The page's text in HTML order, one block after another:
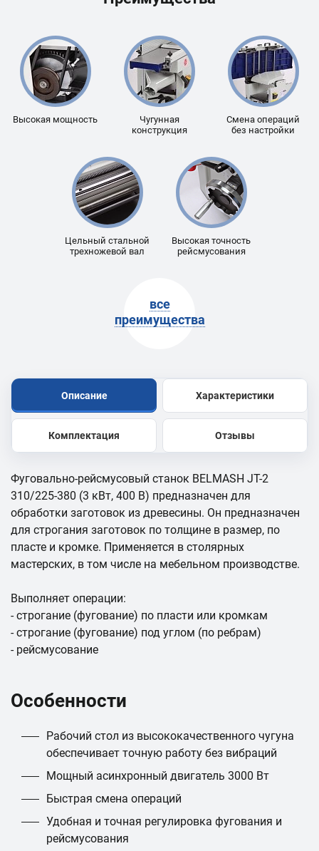
Высокая мощность
Чугунная
конструкция
Смена операций
без настройки
Цельный стальной
трехножевой вал
Высокая точность
рейсмусования
все
преимущества
Описание Характеристики
Комплектация Отзывы
Фуговально-рейсмусовый станок BELMASH JT-2
310/225-380 (3 кВт, 400 В) предназначен для
обработки заготовок из древесины. Он предназначен
для строгания заготовок по толщине в размер, по
пласте и кромке. Применяется в столярных
мастерских, в том числе на мебельном производстве.
Выполняет операции:
- строгание (фугование) по пласти или кромкам
- строгание (фугование) под углом (по ребрам)
- рейсмусование
Особенности
Рабочий стол из высококачественного чугуна
обеспечивает точную работу без вибраций
Мощный асинхронный двигатель 3000 Вт
Быстрая смена операций
Удобная и точная регулировка фугования и
рейсмусования